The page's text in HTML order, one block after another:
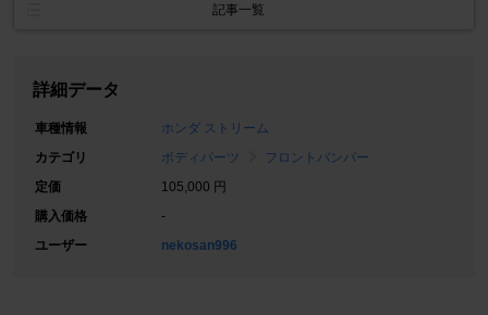
記事一覧
詳細データ
車種情報
ホンダ ストリーム
カテゴリ
ボディパーツ
フロントバンパー
定価
105,000 円
購入価格
-
ユーザー
nekosan996